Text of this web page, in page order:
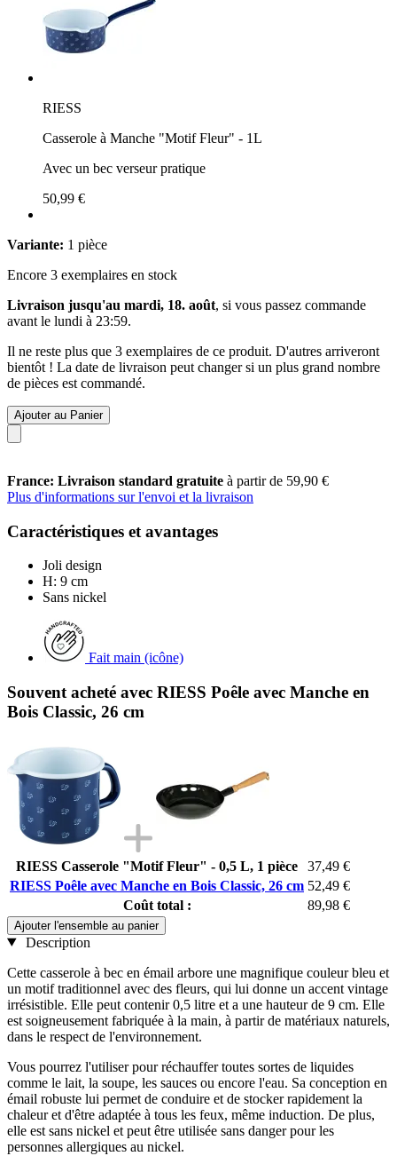
RIESS
Casserole à Manche "Motif Fleur" - 1L
Avec un bec verseur pratique
50,99 €
Variante: 1 pièce
Encore 3 exemplaires en stock
Livraison jusqu'au mardi, 18. août, si vous passez commande
avant le lundi à 23:59.
Il ne reste plus que 3 exemplaires de ce produit. D'autres arriveront
bientôt ! La date de livraison peut changer si un plus grand nombre
de pièces est commandé.
Ajouter au Panier
France: Livraison standard gratuite à partir de 59,90 €
Plus d'informations sur l'envoi et la livraison
Caractéristiques et avantages
Joli design
H: 9 cm
Sans nickel
Fait main (icône)
Souvent acheté avec RIESS Poêle avec Manche en
Bois Classic, 26 cm
RIESS Casserole "Motif Fleur" - 0,5 L, 1 pièce
37,49 €
RIESS Poêle avec Manche en Bois Classic, 26 cm 52,49 €
Coût total :
89,98 €
Ajouter l'ensemble au panier
Description
Cette casserole à bec en émail arbore une magnifique couleur bleu et
un motif traditionnel avec des fleurs, qui lui donne un accent vintage
irrésistible. Elle peut contenir 0,5 litre et a une hauteur de 9 cm. Elle
est soigneusement fabriquée à la main, à partir de matériaux naturels,
dans le respect de l'environnement.
Vous pourrez l'utiliser pour réchauffer toutes sortes de liquides
comme le lait, la soupe, les sauces ou encore l'eau. Sa conception en
émail robuste lui permet de conduire et de stocker rapidement la
chaleur et d'être adaptée à tous les feux, même induction. De plus,
elle est sans nickel et peut être utilisée sans danger pour les
personnes allergiques au nickel.